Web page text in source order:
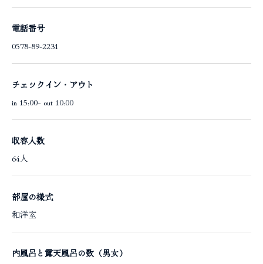
電話番号
0578-89-2231
チェックイン・アウト
in 15:00~ out 10:00
収容人数
64人
部屋の様式
和洋室
内風呂と露天風呂の数（男女）